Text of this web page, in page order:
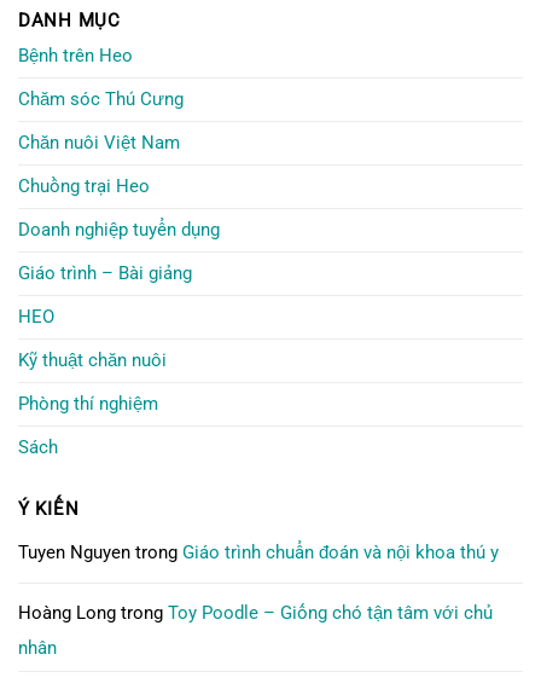
DANH MỤC
Bệnh trên Heo
Chăm sóc Thú Cưng
Chăn nuôi Việt Nam
Chuồng trại Heo
Doanh nghiệp tuyển dụng
Giáo trình – Bài giảng
HEO
Kỹ thuật chăn nuôi
Phòng thí nghiệm
Sách
Ý KIẾN
Tuyen Nguyen trong Giáo trình chuẩn đoán và nội khoa thú y
Hoàng Long trong Toy Poodle – Giống chó tận tâm với chủ
nhân